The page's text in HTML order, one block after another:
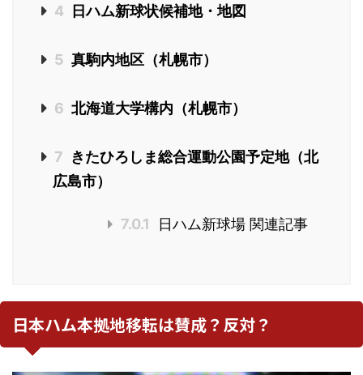
4 日ハム新球状候補地・地図
5 真駒内地区（札幌市）
6 北海道大学構内（札幌市）
7 きたひろしま総合運動公園予定地（北
広島市）
7.0.1 日ハム新球場 関連記事
日本ハム本拠地移転は賛成？反対？